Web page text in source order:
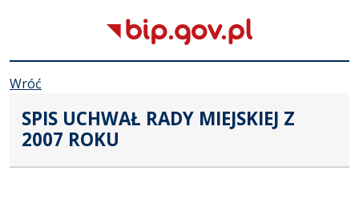
Wróć
SPIS UCHWAŁ RADY MIEJSKIEJ Z
2007 ROKU